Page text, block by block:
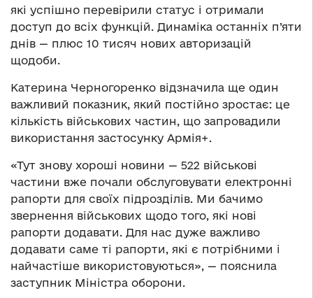
які успішно перевірили статус і отримали
доступ до всіх функцій. Динаміка останніх п’яти
днів — плюс 10 тисяч нових авторизацій
щодоби.
Катерина Черногоренко відзначила ще один
важливий показник, який постійно зростає: це
кількість військових частин, що запровадили
використання застосунку Армія+.
«Тут знову хороші новини — 522 військові
частини вже почали обслуговувати електронні
рапорти для своїх підрозділів. Ми бачимо
звернення військових щодо того, які нові
рапорти додавати. Для нас дуже важливо
додавати саме ті рапорти, які є потрібними і
найчастіше використовуються», — пояснила
заступник Міністра оборони.